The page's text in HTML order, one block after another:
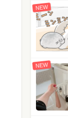
NEW
NEW